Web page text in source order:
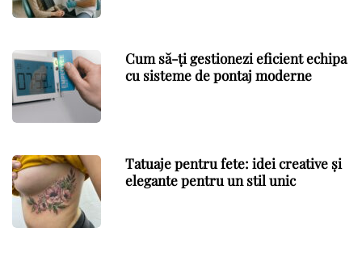
Cum să-ți gestionezi eficient echipa
cu sisteme de pontaj moderne
Tatuaje pentru fete: idei creative și
elegante pentru un stil unic